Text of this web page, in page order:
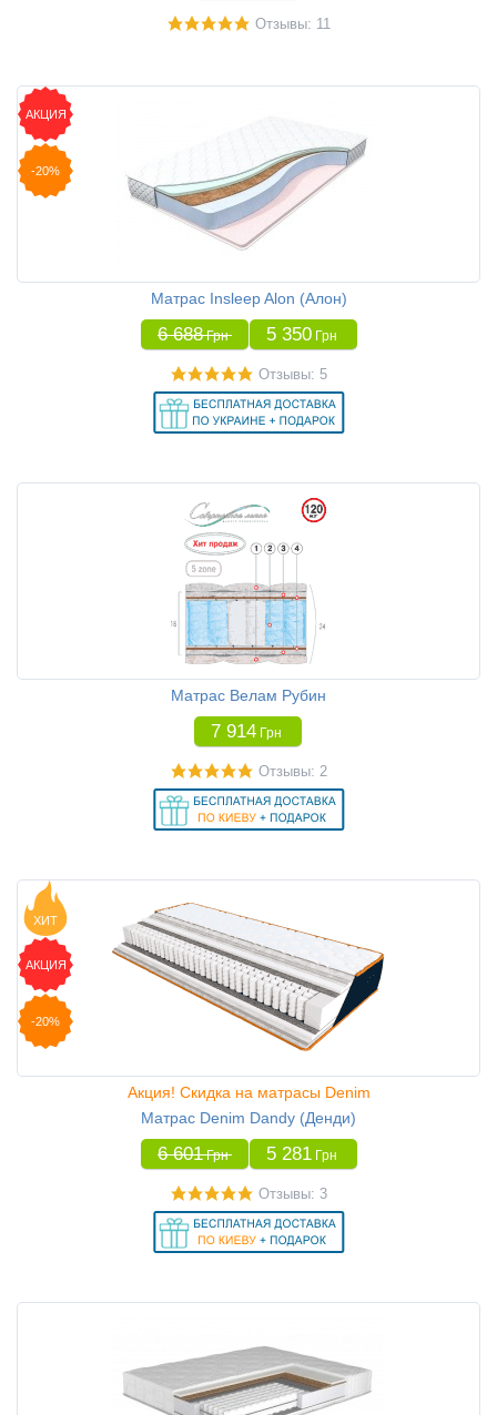
Отзывы: 11
АКЦИЯ
-20%
Матрас Insleep Alon (Алон)
6 688 Грн 5 350 Грн
Отзывы: 5
Матрас Велам Рубин
7 914 Грн
Отзывы: 2
ХИТ
АКЦИЯ
-20%
Акция! Скидка на матрасы Denim
Матрас Denim Dandy (Денди)
6 601 Грн 5 281 Грн
Отзывы: 3